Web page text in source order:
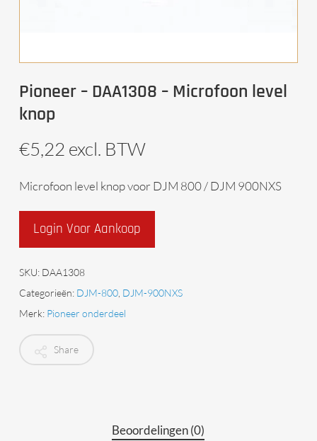
Pioneer – DAA1308 – Microfoon level
knop
€5,22 excl. BTW
Microfoon level knop voor DJM 800 / DJM 900NXS
Login Voor Aankoop
SKU: DAA1308
Categorieën: DJM-800, DJM-900NXS
Merk: Pioneer onderdeel
Share
Beoordelingen (0)